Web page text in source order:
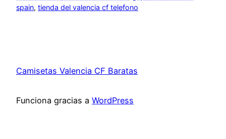
spain, tienda del valencia cf telefono
Camisetas Valencia CF Baratas
Funciona gracias a WordPress